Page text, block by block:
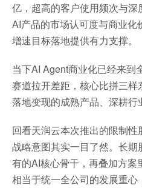
亿，超高的客户使用频次与
AI产品的市场认可度与商业化
增速目标落地提供有力支撑。
当下AI Agent商业化已经来到
赛道拉开差距，核心比拼三
落地变现的成熟产品、深耕行
回看天润云本次推出的限制
战略意图其实一目了然。长
有的AI核心骨干，再叠加方案
相当于统一全公司的发展重